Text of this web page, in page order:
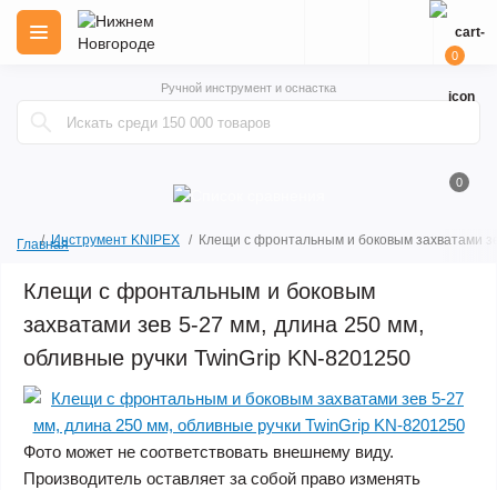
Ручной инструмент и оснастка
0
0
ГлавнаяИнструмент KNIPEX Клещи с фронтальным и боковым захватами
Клещи с фронтальным и боковым
захватами зев 5-27 мм, длина 250 мм,
обливные ручки TwinGrip KN-8201250
Фото может не соответствовать внешнему виду.
Производитель оставляет за собой право изменять